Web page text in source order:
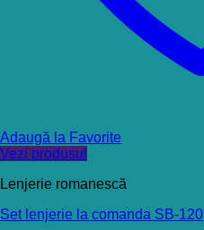
Adaugă la Favorite
Vezi produsul
Lenjerie romanescă
Set lenjerie la comanda SB-120